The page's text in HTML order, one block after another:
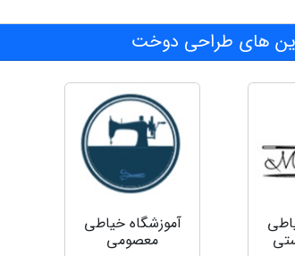
های طراحی دوخت
آموزشگاه خیاطی
معصومی